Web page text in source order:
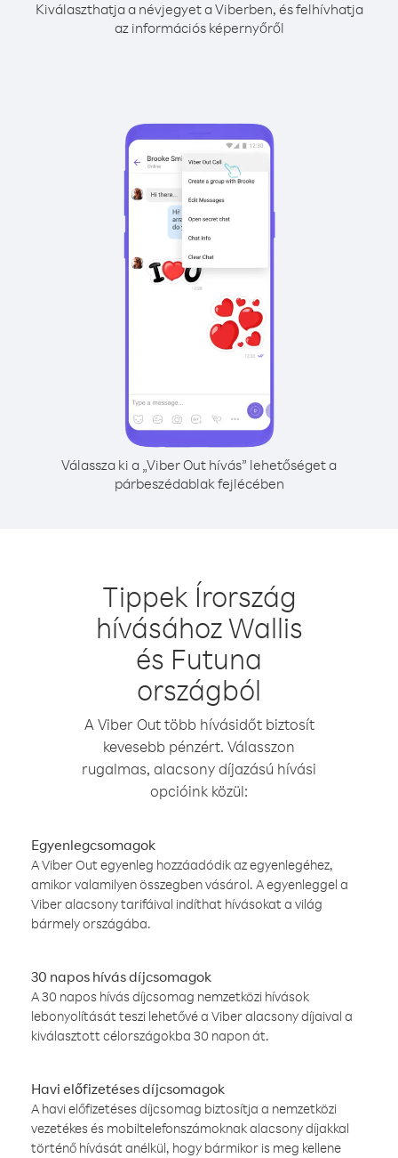
Kiválaszthatja a névjegyet a Viberben, és felhívhatja
az információs képernyőről
Válassza ki a „Viber Out hívás” lehetőséget a
párbeszédablak fejlécében
Tippek Írország
hívásához Wallis
és Futuna
országból
A Viber Out több hívásidőt biztosít
kevesebb pénzért. Válasszon
rugalmas, alacsony díjazású hívási
opcióink közül:
Egyenlegcsomagok
A Viber Out egyenleg hozzáadódik az egyenlegéhez,
amikor valamilyen összegben vásárol. A egyenleggel a
Viber alacsony tarifáival indíthat hívásokat a világ
bármely országába.
30 napos hívás díjcsomagok
A 30 napos hívás díjcsomag nemzetközi hívások
lebonyolítását teszi lehetővé a Viber alacsony díjaival a
kiválasztott célországokba 30 napon át.
Havi előfizetéses díjcsomagok
A havi előfizetéses díjcsomag biztosítja a nemzetközi
vezetékes és mobiltelefonszámoknak alacsony díjakkal
történő hívását anélkül, hogy bármikor is meg kellene